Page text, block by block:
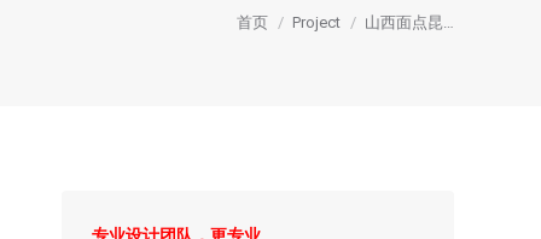
您在这里：
首页 Project 山西面点昆…